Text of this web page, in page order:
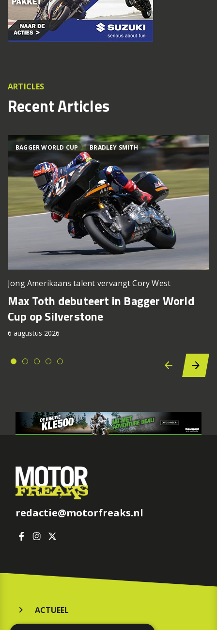
ARTICLES
Recent Articles
BAGGER WORLD CUP BRADLEY SMITH
Jong Amerikaans talent vervangt Cory West
Max Toth debuteert in Bagger World
Cup op Silverstone
6 augustus 2026
redactie@motorfreaks.nl
ACTUEEL